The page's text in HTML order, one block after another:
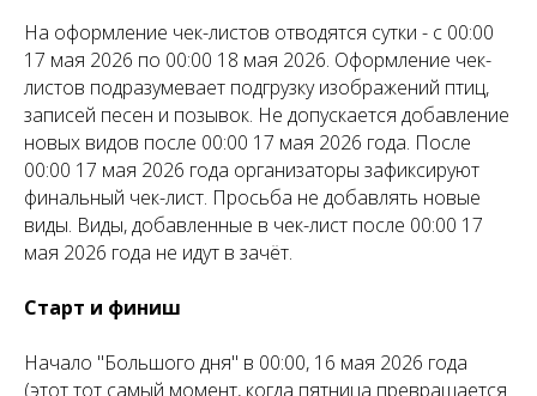
На оформление чек-листов отводятся сутки - с 00:00
17 мая 2026 по 00:00 18 мая 2026. Оформление чек-
листов подразумевает подгрузку изображений птиц,
записей песен и позывок. Не допускается добавление
новых видов после 00:00 17 мая 2026 года. После
00:00 17 мая 2026 года организаторы зафиксируют
финальный чек-лист. Просьба не добавлять новые
виды. Виды, добавленные в чек-лист после 00:00 17
мая 2026 года не идут в зачёт.
Старт и финиш
Начало "Большого дня" в 00:00, 16 мая 2026 года
(этот тот самый момент, когда пятница превращается